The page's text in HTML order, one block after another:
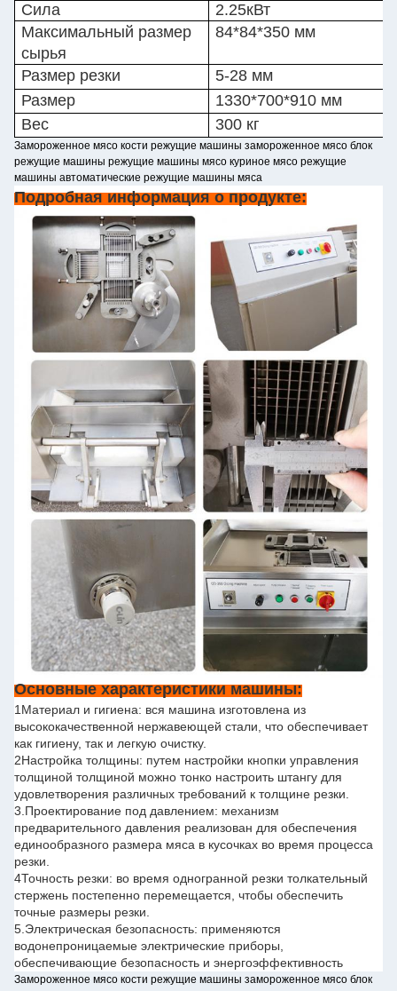
Сила
2.25кВт
Максимальный размер
сырья
84*84*350 мм
Размер резки
5-28 мм
Размер
1330*700*910 мм
Вес
300 кг
Замороженное мясо кости режущие машины замороженное мясо блок
режущие машины режущие машины мясо куриное мясо режущие
машины автоматические режущие машины мяса
Подробная информация о продукте:
Основные характеристики машины:
1Материал и гигиена: вся машина изготовлена из
высококачественной нержавеющей стали, что обеспечивает
как гигиену, так и легкую очистку.
2Настройка толщины: путем настройки кнопки управления
толщиной толщиной можно тонко настроить штангу для
удовлетворения различных требований к толщине резки.
3.Проектирование под давлением: механизм
предварительного давления реализован для обеспечения
единообразного размера мяса в кусочках во время процесса
резки.
4Точность резки: во время одногранной резки толкательный
стержень постепенно перемещается, чтобы обеспечить
точные размеры резки.
5.Электрическая безопасность: применяются
водонепроницаемые электрические приборы,
обеспечивающие безопасность и энергоэффективность
Замороженное мясо кости режущие машины замороженное мясо блок